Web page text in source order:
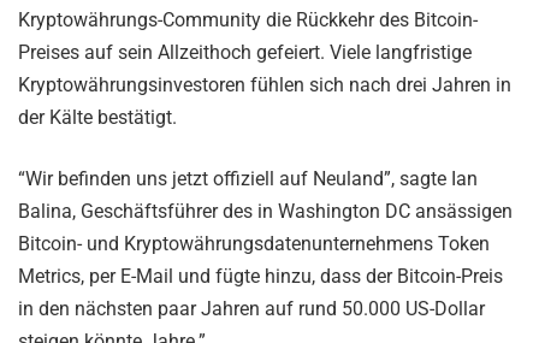
Kryptowährungs-Community die Rückkehr des Bitcoin-
Preises auf sein Allzeithoch gefeiert. Viele langfristige
Kryptowährungsinvestoren fühlen sich nach drei Jahren in
der Kälte bestätigt.
“Wir befinden uns jetzt offiziell auf Neuland”, sagte Ian
Balina, Geschäftsführer des in Washington DC ansässigen
Bitcoin- und Kryptowährungsdatenunternehmens Token
Metrics, per E-Mail und fügte hinzu, dass der Bitcoin-Preis
in den nächsten paar Jahren auf rund 50.000 US-Dollar